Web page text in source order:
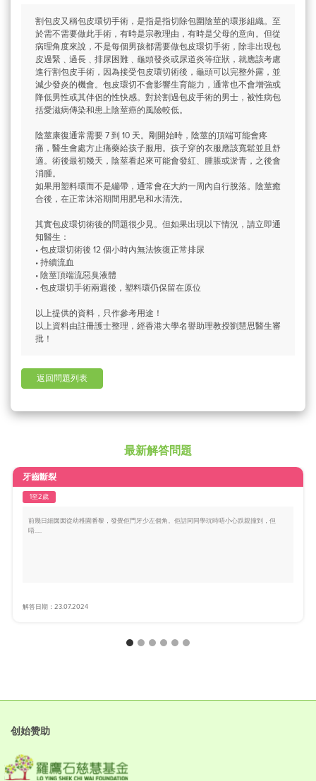
割包皮又稱包皮環切手術，是指是指切除包圍陰莖的環形組織。至
於需不需要做此手術，有時是宗教理由，有時是父母的意向。但從
病理角度來說，不是每個男孩都需要做包皮環切手術，除非出現包
皮過緊﹑過長﹑排尿困難﹑龜頭發炎或尿道炎等症狀，就應該考慮
進行割包皮手術，因為接受包皮環切術後，龜頭可以完整外露，並
減少發炎的機會。包皮環切不會影響生育能力，通常也不會增強或
降低男性或其伴侶的性快感。對於割過包皮手術的男士，被性病包
括愛滋病傳染和患上陰莖癌的風險較低。
陰莖康復通常需要 7 到 10 天。剛開始時，陰莖的頂端可能會疼
痛，醫生會處方止痛藥給孩子服用。孩子穿的衣服應該寬鬆並且舒
適。術後最初幾天，陰莖看起來可能會發紅、腫脹或淤青，之後會
消腫。
如果用塑料環而不是繃帶，通常會在大約一周內自行脫落。陰莖癒
合後，在正常沐浴期間用肥皂和水清洗。
其實包皮環切術後的問題很少見。但如果出現以下情況，請立即通
知醫生：
• 包皮環切術後 12 個小時內無法恢復正常排尿
• 持續流血
• 陰莖頂端流惡臭液體
• 包皮環切手術兩週後，塑料環仍保留在原位
以上提供的資料，只作參考用途！
以上資料由註冊護士整理，經香港大學名譽助理教授劉慧思醫生審
批！
返回問題列表
最新解答問題
牙齒斷裂
1至2歲
前幾日細囡囡從幼稚園番黎，發覺佢門牙少左個角。佢話同同學玩時唔小心跌親撞到，但
唔.....
解答日期：23.07.2024
创始赞助